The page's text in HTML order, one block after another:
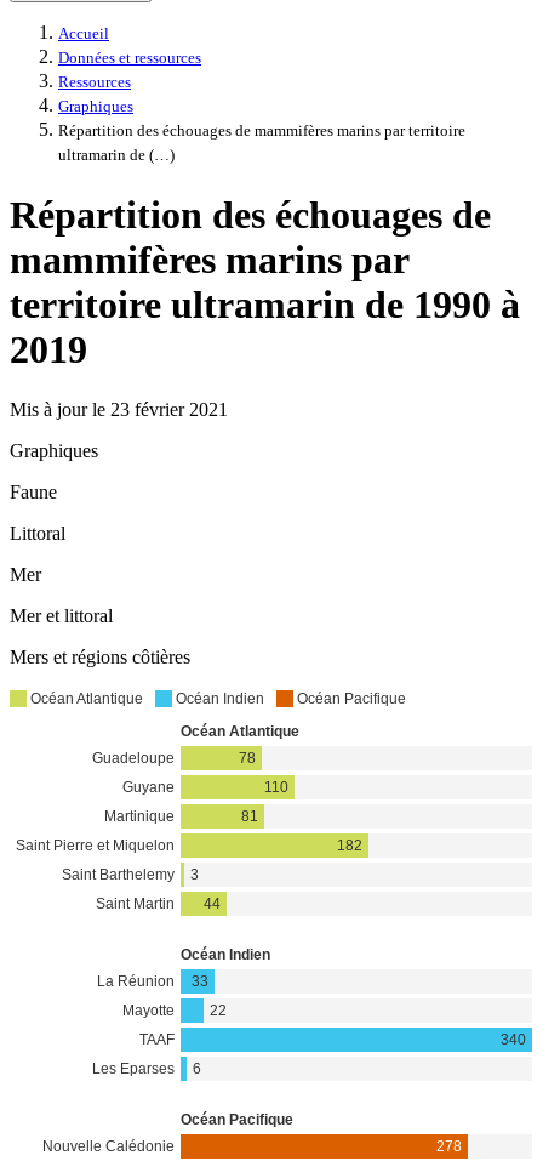
Accueil
Données et ressources
Ressources
Graphiques
Répartition des échouages de mammifères marins par territoire
ultramarin de (…)
Répartition des échouages de
mammifères marins par
territoire ultramarin de 1990 à
2019
Mis à jour le 23 février 2021
Graphiques
Faune
Littoral
Mer
Mer et littoral
Mers et régions côtières